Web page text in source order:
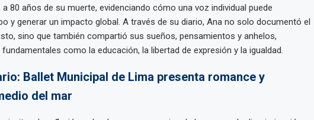
a 80 años de su muerte, evidenciando cómo una voz individual puede
y generar un impacto global. A través de su diario, Ana no solo documentó el
sino que también compartió sus sueños, pensamientos y anhelos,
como la educación, la libertad de expresión y la igualdad.
Ballet Municipal de Lima presenta romance y
del mar